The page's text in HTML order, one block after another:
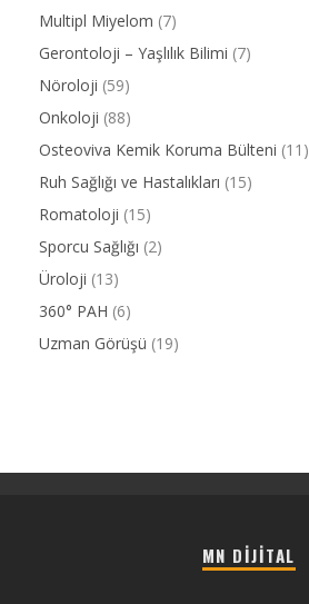
Multipl Miyelom (7)
Gerontoloji – Yaşlılık Bilimi (7)
Nöroloji (59)
Onkoloji (88)
Osteoviva Kemik Koruma Bülteni (11)
Ruh Sağlığı ve Hastalıkları (15)
Romatoloji (15)
Sporcu Sağlığı (2)
Üroloji (13)
360° PAH (6)
Uzman Görüşü (19)
MN DIJITAL